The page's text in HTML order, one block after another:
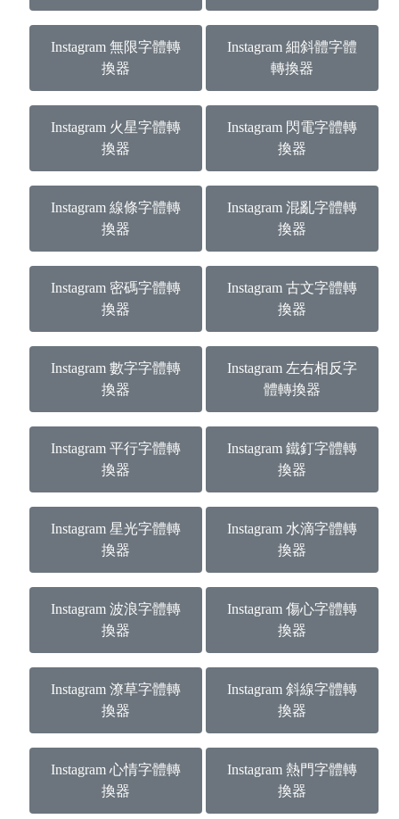
Instagram 無限字體轉
換器
Instagram 細斜體字體
轉換器
Instagram 火星字體轉
換器
Instagram 閃電字體轉
換器
Instagram 線條字體轉
換器
Instagram 混亂字體轉
換器
Instagram 密碼字體轉
換器
Instagram 古文字體轉
換器
Instagram 數字字體轉
換器
Instagram 左右相反字
體轉換器
Instagram 平行字體轉
換器
Instagram 鐵釘字體轉
換器
Instagram 星光字體轉
換器
Instagram 水滴字體轉
換器
Instagram 波浪字體轉
換器
Instagram 傷心字體轉
換器
Instagram 潦草字體轉
換器
Instagram 斜線字體轉
換器
Instagram 心情字體轉
換器
Instagram 熱門字體轉
換器